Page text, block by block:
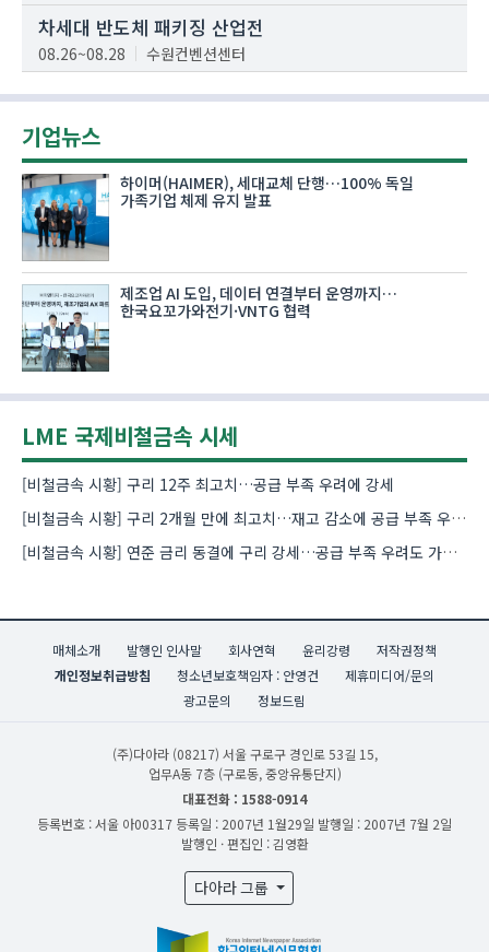
차세대 반도체 패키징 산업전
08.26~08.28 수원컨벤션센터
기업뉴스
하이머(HAIMER), 세대교체 단행…100% 독일
가족기업 체제 유지 발표
제조업 AI 도입, 데이터 연결부터 운영까지…
한국요꼬가와전기·VNTG 협력
LME 국제비철금속 시세
[비철금속 시황] 구리 12주 최고치…공급 부족 우려에 강세
[비철금속 시황] 구리 2개월 만에 최고치…재고 감소에 공급 부족 우려 확대
[비철금속 시황] 연준 금리 동결에 구리 강세…공급 부족 우려도 가격 지지
매체소개 발행인 인사말 회사연혁 윤리강령
저작권정책
개인정보취급방침
청소년보호책임자 : 안영건
제휴미디어/문의
광고문의
정보드림
(주)다아라 (08217) 서울 구로구 경인로 53길 15,
업무A동 7층 (구로동, 중앙유통단지)
대표전화 : 1588-0914
등록번호 : 서울 아00317 등록일 : 2007년 1월29일 발행일 : 2007년 7월 2일
발행인 · 편집인 : 김영환
다아라 그룹